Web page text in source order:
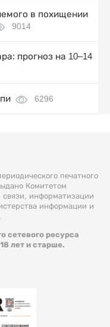
в похищении
9014
прогноз на 10–14
6296
печатного
Комитетом
связи, информатизации
информации и
сетевого ресурса
лет и старше.